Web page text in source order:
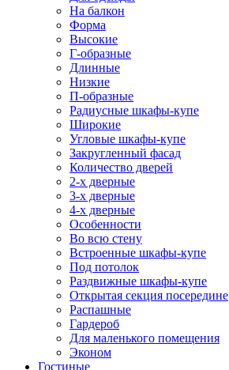
На балкон
Форма
Высокие
Г-образные
Длинные
Низкие
П-образные
Радиусные шкафы-купе
Широкие
Угловые шкафы-купе
Закругленный фасад
Количество дверей
2-х дверные
3-х дверные
4-х дверные
Особенности
Во всю стену
Встроенные шкафы-купе
Под потолок
Раздвижные шкафы-купе
Открытая секция посередине
Распашные
Гардероб
Для маленького помещения
Эконом
Гостиные